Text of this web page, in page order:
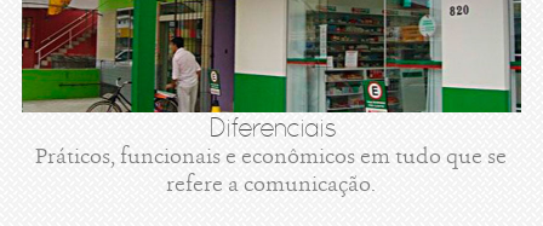
Diferenciais
Práticos, funcionais e econômicos em tudo que se
refere a comunicação.